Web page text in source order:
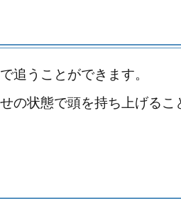
追うことができます。
の状態で頭を持ち上げるこ